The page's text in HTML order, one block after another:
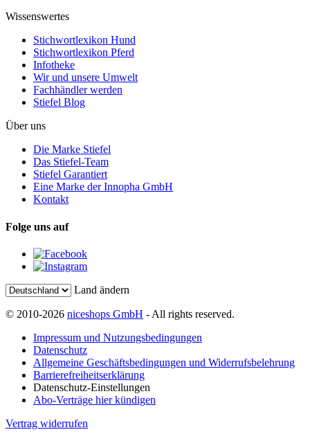
Wissenswertes
Stichwortlexikon Hund
Stichwortlexikon Pferd
Infotheke
Wir und unsere Umwelt
Fachhändler werden
Stiefel Blog
Über uns
Die Marke Stiefel
Das Stiefel-Team
Stiefel Garantiert
Eine Marke der Innopha GmbH
Kontakt
Folge uns auf
Land ändern
© 2010-2026 niceshops GmbH - All rights reserved.
Impressum und Nutzungsbedingungen
Datenschutz
Allgemeine Geschäftsbedingungen und Widerrufsbelehrung
Barrierefreiheitserklärung
Datenschutz-Einstellungen
Abo-Verträge hier kündigen
Vertrag widerrufen